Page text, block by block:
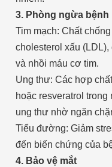
3. Phòng ngừa bệnh
Tim mạch: Chất
cholesterol xấu
và nhồi máu cơ tim.
Ung thư: Các hợp
hoặc resveratrol
ung thư nhờ ngăn
Tiểu đường: Giảm
đến biến chứng của
4. Bảo vệ mắt